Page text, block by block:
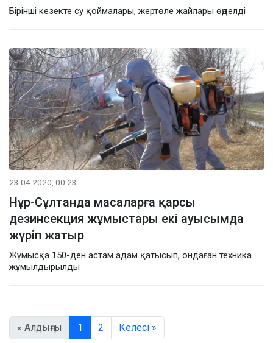
Бірінші кезекте су қоймалары, жертөле жайлары өңделді
23.04.2020, 00:23
Нұр-Сұлтанда масаларға қарсы
дезинсекция жұмыстары екі ауысымда
жүріп жатыр
Жұмысқа 150-ден астам адам қатысып, ондаған техника
жұмылдырылды
« Алдыңғы 1 2 Келесі »